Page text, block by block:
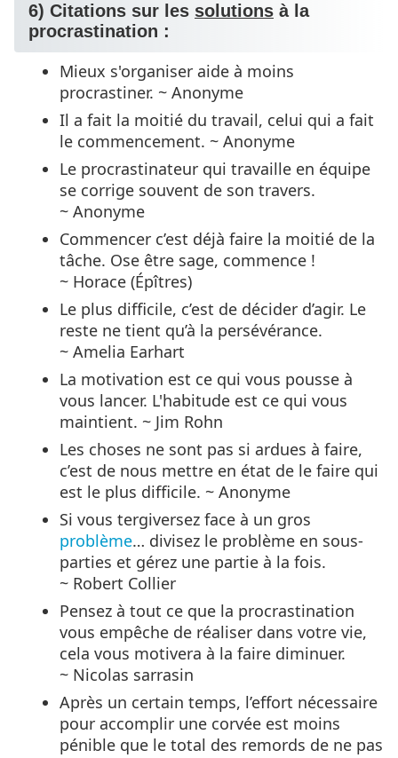
6) Citations sur les solutions à la
procrastination :
Mieux s'organiser aide à moins
procrastiner. ~ Anonyme
Il a fait la moitié du travail, celui qui a fait
le commencement. ~ Anonyme
Le procrastinateur qui travaille en équipe
se corrige souvent de son travers.
~ Anonyme
Commencer c’est déjà faire la moitié de la
tâche. Ose être sage, commence !
~ Horace (Épîtres)
Le plus difficile, c’est de décider d’agir. Le
reste ne tient qu’à la persévérance.
~ Amelia Earhart
La motivation est ce qui vous pousse à
vous lancer. L'habitude est ce qui vous
maintient. ~ Jim Rohn
Les choses ne sont pas si ardues à faire,
c’est de nous mettre en état de le faire qui
est le plus difficile. ~ Anonyme
Si vous tergiversez face à un gros
problème… divisez le problème en sous-
parties et gérez une partie à la fois.
~ Robert Collier
Pensez à tout ce que la procrastination
vous empêche de réaliser dans votre vie,
cela vous motivera à la faire diminuer.
~ Nicolas sarrasin
Après un certain temps, l’effort nécessaire
pour accomplir une corvée est moins
pénible que le total des remords de ne pas